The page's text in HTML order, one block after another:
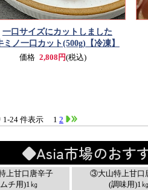
一口サイズにカットしました
ミノ一口カット(500g) 【冷凍】
価格 2,808円(税込)
1-24 件表示 1 2